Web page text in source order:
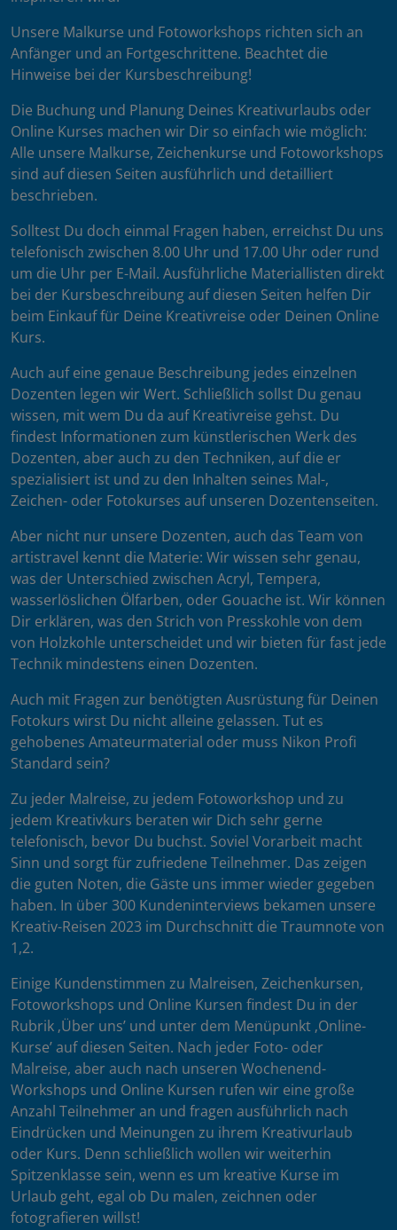
Unsere Malkurse und Fotoworkshops richten sich an
Anfänger und an Fortgeschrittene. Beachtet die
Hinweise bei der Kursbeschreibung!
Die Buchung und Planung Deines Kreativurlaubs oder
Online Kurses machen wir Dir so einfach wie möglich:
Alle unsere Malkurse, Zeichenkurse und Fotoworkshops
sind auf diesen Seiten ausführlich und detailliert
beschrieben.
Solltest Du doch einmal Fragen haben, erreichst Du uns
telefonisch zwischen 8.00 Uhr und 17.00 Uhr oder rund
um die Uhr per E-Mail. Ausführliche Materiallisten direkt
bei der Kursbeschreibung auf diesen Seiten helfen Dir
beim Einkauf für Deine Kreativreise oder Deinen Online
Kurs.
Auch auf eine genaue Beschreibung jedes einzelnen
Dozenten legen wir Wert. Schließlich sollst Du genau
wissen, mit wem Du da auf Kreativreise gehst. Du
findest Informationen zum künstlerischen Werk des
Dozenten, aber auch zu den Techniken, auf die er
spezialisiert ist und zu den Inhalten seines Mal-,
Zeichen- oder Fotokurses auf unseren Dozentenseiten.
Aber nicht nur unsere Dozenten, auch das Team von
artistravel kennt die Materie: Wir wissen sehr genau,
was der Unterschied zwischen Acryl, Tempera,
wasserlöslichen Ölfarben, oder Gouache ist. Wir können
Dir erklären, was den Strich von Presskohle von dem
von Holzkohle unterscheidet und wir bieten für fast jede
Technik mindestens einen Dozenten.
Auch mit Fragen zur benötigten Ausrüstung für Deinen
Fotokurs wirst Du nicht alleine gelassen. Tut es
gehobenes Amateurmaterial oder muss Nikon Profi
Standard sein?
Zu jeder Malreise, zu jedem Fotoworkshop und zu
jedem Kreativkurs beraten wir Dich sehr gerne
telefonisch, bevor Du buchst. Soviel Vorarbeit macht
Sinn und sorgt für zufriedene Teilnehmer. Das zeigen
die guten Noten, die Gäste uns immer wieder gegeben
haben. In über 300 Kundeninterviews bekamen unsere
Kreativ-Reisen 2023 im Durchschnitt die Traumnote von
1,2.
Einige Kundenstimmen zu Malreisen, Zeichenkursen,
Fotoworkshops und Online Kursen findest Du in der
Rubrik ‚Über uns’ und unter dem Menüpunkt ‚Online-
Kurse’ auf diesen Seiten. Nach jeder Foto- oder
Malreise, aber auch nach unseren Wochenend-
Workshops und Online Kursen rufen wir eine große
Anzahl Teilnehmer an und fragen ausführlich nach
Eindrücken und Meinungen zu ihrem Kreativurlaub
oder Kurs. Denn schließlich wollen wir weiterhin
Spitzenklasse sein, wenn es um kreative Kurse im
Urlaub geht, egal ob Du malen, zeichnen oder
fotografieren willst!